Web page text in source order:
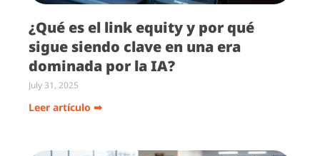
¿Qué es el link equity y por qué
sigue siendo clave en una era
dominada por la IA?
July 31, 2025
Leer artículo ➡